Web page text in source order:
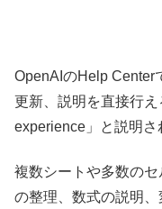
OpenAIのHelp Center
更新、説明を直接行え
experience」と説明さ
複数シートや多数の
の整理、数式の説明